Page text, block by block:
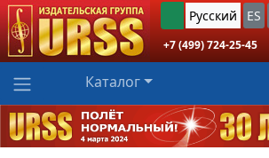
Русский ES
+7 (499) 724-25-45
Каталог